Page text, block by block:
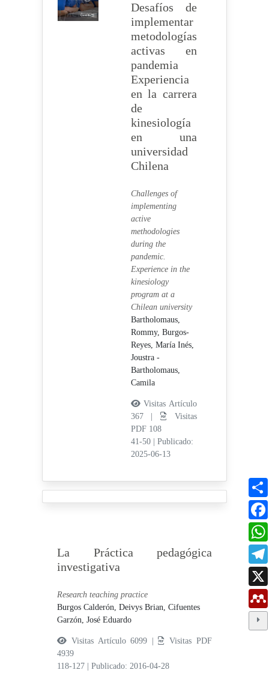
Desafíos de
implementar
metodologías
activas en
pandemia
Experiencia
en la carrera
de
kinesiología
en una
universidad
Chilena
Challenges of
implementing
active
methodologies
during the
pandemic.
Experience in the
kinesiology
program at a
Chilean university
Bartholomaus,
Rommy, Burgos-
Reyes, María Inés,
Joustra -
Bartholomaus,
Camila
Visitas Artículo
367 |
Visitas
PDF 108
41-50
Publicado:
2025-06-13
La Práctica pedagógica
investigativa
Research teaching practice
Burgos Calderón, Deivys Brian,Cifuentes
Garzón, José Eduardo
Visitas Artículo 6099 |
Visitas PDF
4939
118-127
|Publicado: 2016-04-28